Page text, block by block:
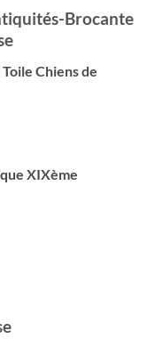
Brocante
Chiens de
XIXème